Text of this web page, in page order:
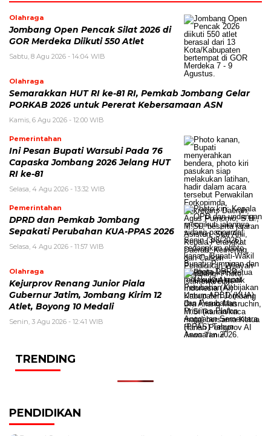
Olahraga
Jombang Open Pencak Silat 2026 di
GOR Merdeka Diikuti 550 Atlet
Sabtu, 8 Agu 2026 - 14:04 WIB
Olahraga
Semarakkan HUT RI ke-81 RI, Pemkab Jombang Gelar
PORKAB 2026 untuk Pererat Kebersamaan ASN
Kamis, 6 Agu 2026 - 12:00 WIB
Pemerintahan
Ini Pesan Bupati Warsubi Pada 76
Capaska Jombang 2026 Jelang HUT
RI ke-81
Selasa, 4 Agu 2026 - 13:32 WIB
Pemerintahan
DPRD dan Pemkab Jombang
Sepakati Perubahan KUA-PPAS 2026
Selasa, 4 Agu 2026 - 11:57 WIB
Olahraga
Kejurprov Renang Junior Piala
Gubernur Jatim, Jombang Kirim 12
Atlet, Boyong 10 Medali
Senin, 3 Agu 2026 - 12:41 WIB
TRENDING
PENDIDIKAN